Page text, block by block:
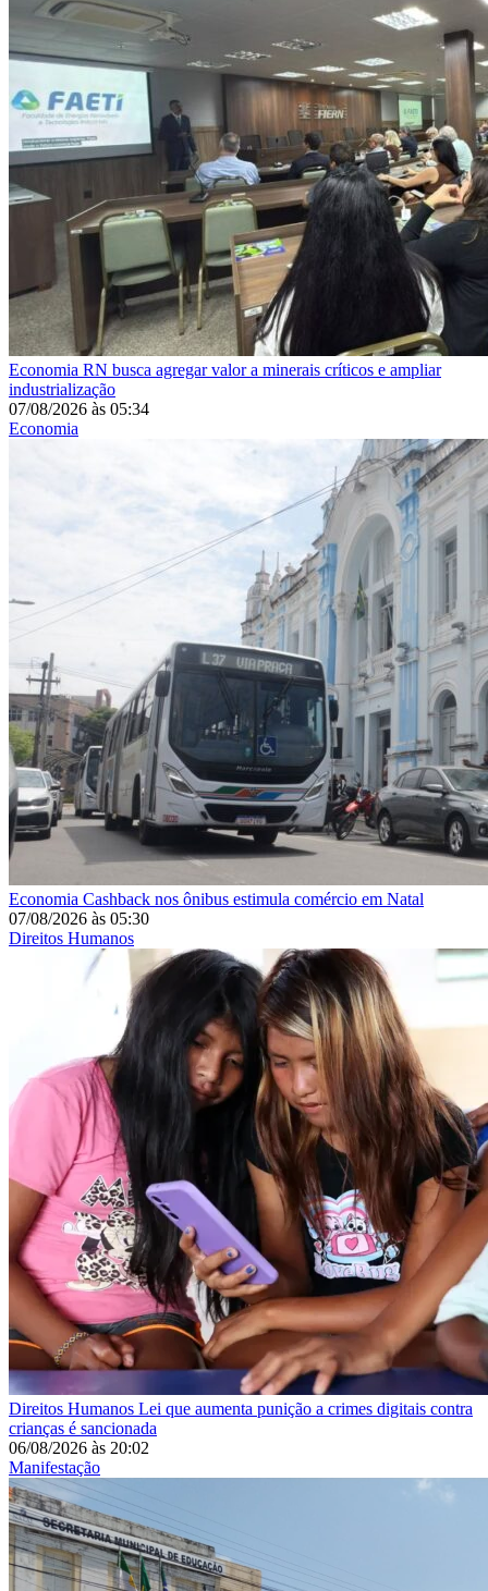
Economia RN busca agregar valor a minerais críticos e ampliar
industrialização
07/08/2026 às 05:34
Economia
Economia Cashback nos ônibus estimula comércio em Natal
07/08/2026 às 05:30
Direitos Humanos
Direitos Humanos Lei que aumenta punição a crimes digitais contra
crianças é sancionada
06/08/2026 às 20:02
Manifestação